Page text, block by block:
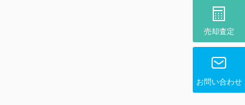
売却査定
お問い合わせ